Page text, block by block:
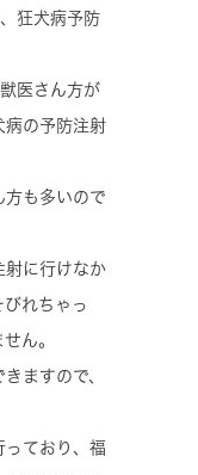
狂犬病予防
医さん方が
病の予防注射
方も多いので
射に行けなか
れちゃっ
ん。
ますので、
っており、福